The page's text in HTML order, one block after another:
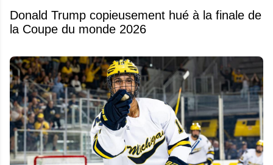
Donald Trump copieusement hué à la finale de
la Coupe du monde 2026